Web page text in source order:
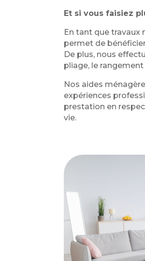
Et si vous faisiez
En tant que travaux
permet de
De plus, nous
pliage, le
Nos aides
expériences
prestation en
vie.